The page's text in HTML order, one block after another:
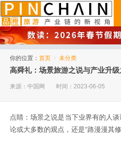
你的位置： 首页 > 未分类
高舜礼：场景旅游之说与产业升
来源：中国网 时间：2023-06-05
点睛：场景之说是当下业界有的人
论或大多数的观点，还是“路漫漫其修